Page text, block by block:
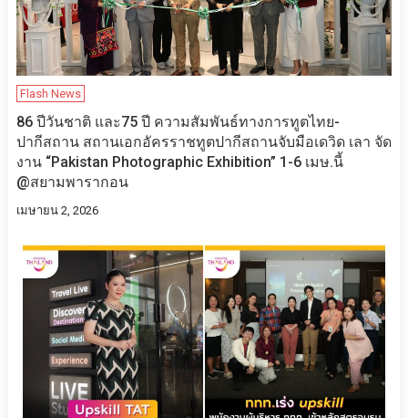
Flash News
86 ปีวันชาติ และ75 ปี ความสัมพันธ์ทางการทูตไทย-
ปากีสถาน สถานเอกอัครราชทูตปากีสถานจับมือเดวิด เลา จัด
งาน “Pakistan Photographic Exhibition” 1-6 เมษ.นี้
@สยามพารากอน
เมษายน 2, 2026